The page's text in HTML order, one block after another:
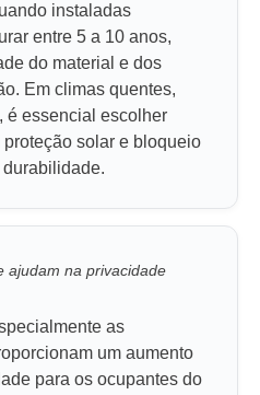
instaladas
entre 5 a 10 anos,
do material e dos
Em climas quentes,
é essencial escolher
solar e bloqueio
ajudam na privacidade
as
um aumento
para os ocupantes do